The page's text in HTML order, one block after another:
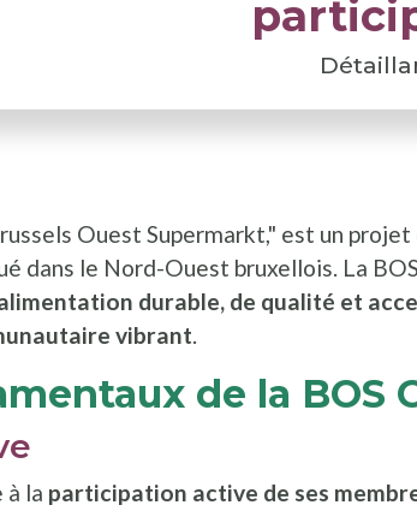
Ouest Supermarkt," est un
dans le Nord-Ouest bruxellois. La
durable, de qualité et
vibrant.
de la BOS
à la participation active de ses